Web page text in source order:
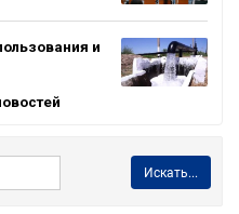
и
Искать...